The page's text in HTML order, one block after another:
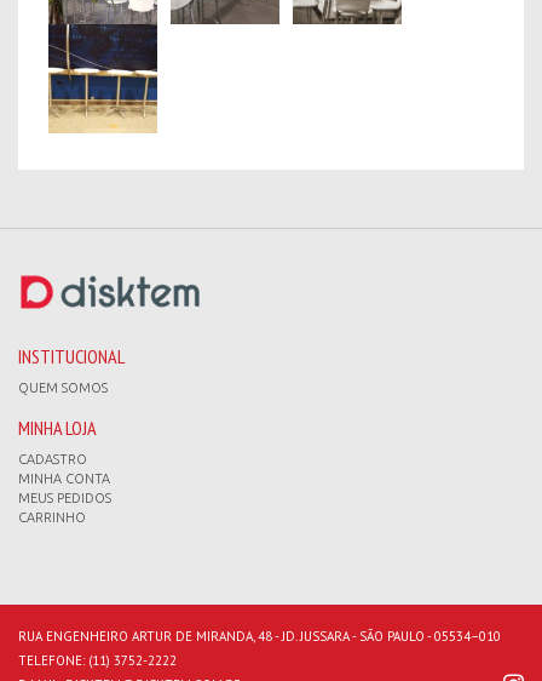
INSTITUCIONAL
QUEM SOMOS
MINHA LOJA
CADASTRO
MINHA CONTA
MEUS PEDIDOS
CARRINHO
RUA ENGENHEIRO ARTUR DE MIRANDA, 48 - JD. JUSSARA - SÃO PAULO - 05534–010
TELEFONE: (11) 3752-2222